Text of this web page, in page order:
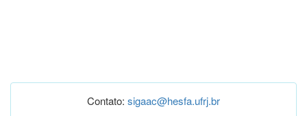
Contato: sigaac@hesfa.ufrj.br